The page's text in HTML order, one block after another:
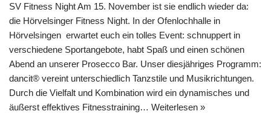
SV Fitness Night Am 15. November ist sie endlich wieder da:
die Hörvelsinger Fitness Night. In der Ofenlochhalle in
Hörvelsingen erwartet euch ein tolles Event: schnuppert in
verschiedene Sportangebote, habt Spaß und einen schönen
Abend an unserer Prosecco Bar. Unser diesjähriges Programm:
dancit® vereint unterschiedlich Tanzstile und Musikrichtungen.
Durch die Vielfalt und Kombination wird ein dynamisches und
äußerst effektives Fitnesstraining… Weiterlesen »